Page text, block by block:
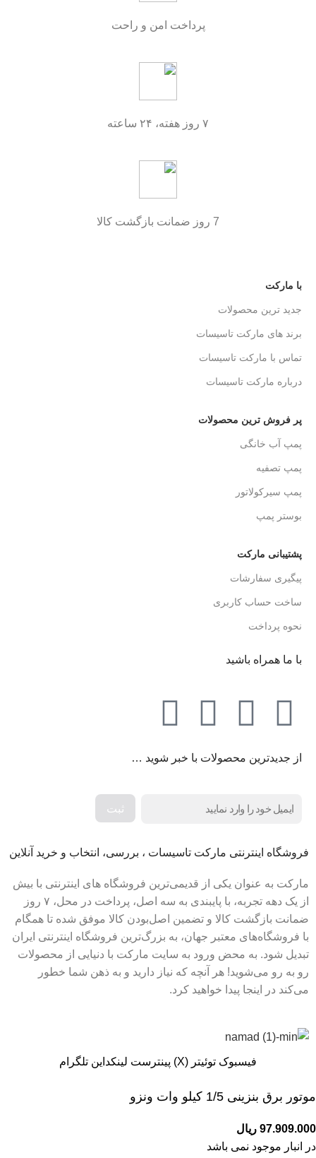
پرداخت امن و راحت
۷ روز هفته، ۲۴ ساعته
7 روز ضمانت بازگشت کالا
با مارکت
جدید ترین محصولات
برند های مارکت تاسیسات
تماس با مارکت تاسیسات
درباره مارکت تاسیسات
پر فروش ترین محصولات
پمپ آب خانگی
پمپ تصفیه
پمپ سیرکولاتور
بوستر پمپ
پشتیبانی مارکت
پیگیری سفارشات
ساخت حساب کاربری
نحوه پرداخت
با ما همراه باشید
از جدیدترین محصولات با خبر شوید …
فروشگاه اینترنتی مارکت تاسیسات ، بررسی، انتخاب و خرید آنلاین
مارکت به عنوان یکی از قدیمی‌ترین فروشگاه های اینترنتی با بیش
از یک دهه تجربه، با پایبندی به سه اصل، پرداخت در محل، ۷ روز
ضمانت بازگشت کالا و تضمین اصل‌بودن کالا موفق شده تا همگام
با فروشگاه‌های معتبر جهان، به بزرگ‌ترین فروشگاه اینترنتی ایران
تبدیل شود. به محض ورود به سایت مارکت با دنیایی از محصولات
رو به رو می‌شوید! هر آنچه که نیاز دارید و به ذهن شما خطور
می‌کند در اینجا پیدا خواهید کرد.
فيسبوک توئیتر (X) پینترست لینکداین تلگرام
موتور برق بنزینی 1/5 کیلو وات ونزو
97.909.000 ریال
در انبار موجود نمی باشد